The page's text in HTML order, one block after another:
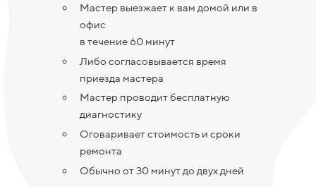
Мастер выезжает к вам домой или в
офис
в течение 60 минут
Либо согласовывается время
приезда мастера
Мастер проводит бесплатную
диагностику
Оговаривает стоимость и сроки
ремонта
Обычно от 30 минут до двух дней